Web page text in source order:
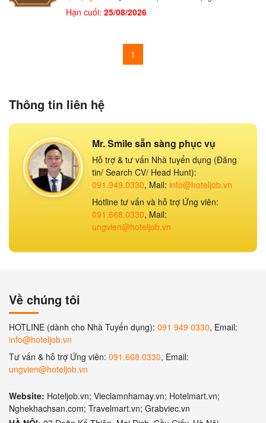
Hạn cuối: 25/08/2026
1
Thông tin liên hệ
Mr. Smile sẵn sàng phục vụ
Hỗ trợ & tư vấn Nhà tuyển dụng (Đăng
tin/ Search CV/ Head Hunt):
091.949.0330, Mail: info@hoteljob.vn
Hotline tư vấn và hỗ trợ Ứng viên:
091.668.0330, Mail:
ungvien@hoteljob.vn
Về chúng tôi
HOTLINE (dành cho Nhà Tuyển dụng): 091 949 0330, Email:
info@hoteljob.vn
Tư vấn & hỗ trợ Ứng viên: 091.668.0330, Email:
ungvien@hoteljob.vn
Website: Hoteljob.vn; Vieclamnhamay.vn; Hotelmart.vn;
Nghekhachsan.com; Travelmart.vn; Grabviec.vn